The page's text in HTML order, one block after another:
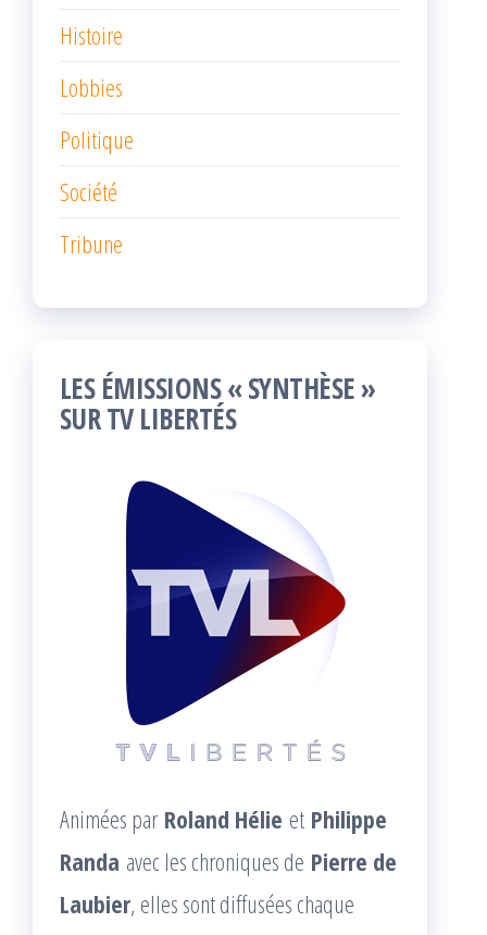
Histoire
Lobbies
Politique
Société
Tribune
LES ÉMISSIONS « SYNTHÈSE »
SUR TV LIBERTÉS
Animées par Roland Hélie et Philippe
Randa avec les chroniques de Pierre de
Laubier, elles sont diffusées chaque